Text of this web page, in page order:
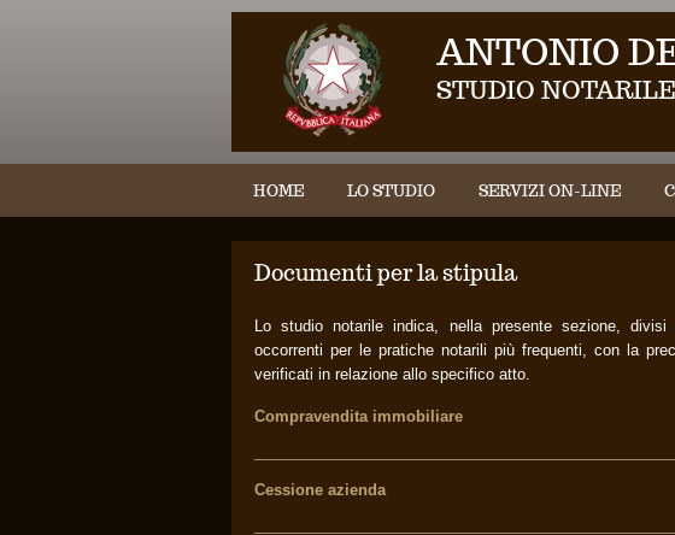
ANTONIO
STUDIO NOTARILE
HOME LO STUDIO SERVIZI ON-LINE
Documenti per la stipula
Lo studio notarile indica, nella presente sezione,
occorrenti per le pratiche notarili più frequenti, con la
verificati in relazione allo specifico atto.
Compravendita immobiliare
Cessione azienda